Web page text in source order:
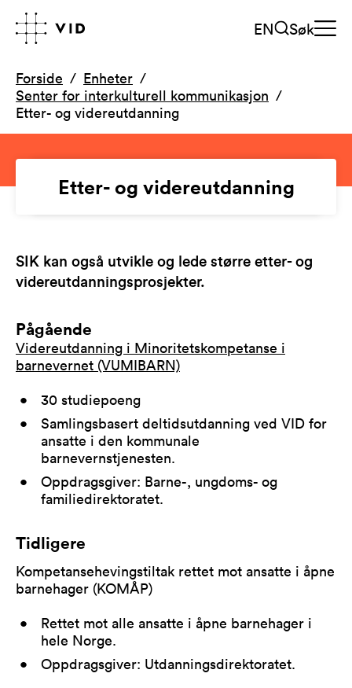
EN Søk
Forside
Enheter
Senter for interkulturell kommunikasjon
Etter- og videreutdanning
Etter- og videreutdanning
SIK kan også utvikle og lede større etter- og
videreutdanningsprosjekter.
Pågående
Videreutdanning i Minoritetskompetanse i
barnevernet (VUMIBARN)
30 studiepoeng
Samlingsbasert deltidsutdanning ved VID for
ansatte i den kommunale
barnevernstjenesten.
Oppdragsgiver: Barne-, ungdoms- og
familiedirektoratet.
Tidligere
Kompetansehevingstiltak rettet mot ansatte i åpne
barnehager (KOMÅP)
Rettet mot alle ansatte i åpne barnehager i
hele Norge.
Oppdragsgiver: Utdanningsdirektoratet.